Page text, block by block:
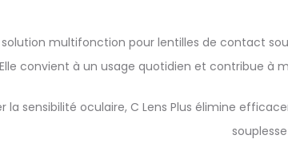
solution multifonction pour lentilles de contact
convient à un usage quotidien et contribue à
la sensibilité oculaire, C Lens Plus élimine